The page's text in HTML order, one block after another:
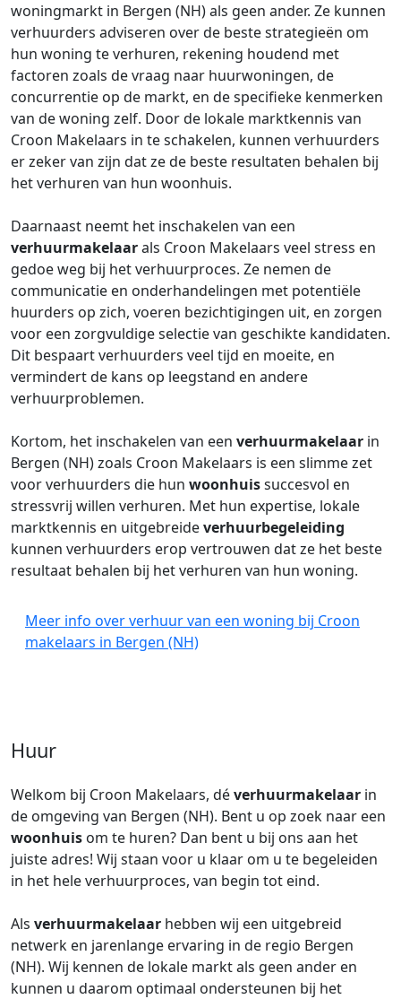
woningmarkt in Bergen (NH) als geen ander. Ze kunnen
verhuurders adviseren over de beste strategieën om
hun woning te verhuren, rekening houdend met
factoren zoals de vraag naar huurwoningen, de
concurrentie op de markt, en de specifieke kenmerken
van de woning zelf. Door de lokale marktkennis van
Croon Makelaars in te schakelen, kunnen verhuurders
er zeker van zijn dat ze de beste resultaten behalen bij
het verhuren van hun woonhuis.
Daarnaast neemt het inschakelen van een
verhuurmakelaarals Croon Makelaars veel stress en
gedoe weg bij het verhuurproces. Ze nemen de
communicatie en onderhandelingen met potentiële
huurders op zich, voeren bezichtigingen uit, en zorgen
voor een zorgvuldige selectie van geschikte kandidaten.
Dit bespaart verhuurders veel tijd en moeite, en
vermindert de kans op leegstand en andere
verhuurproblemen.
Kortom, het inschakelen van een verhuurmakelaar in
Bergen (NH) zoals Croon Makelaars is een slimme zet
voor verhuurders die hun woonhuissuccesvol en
stressvrij willen verhuren. Met hun expertise, lokale
marktkennis en uitgebreideverhuurbegeleiding
kunnen verhuurders erop vertrouwen dat ze het beste
resultaat behalen bij het verhuren van hun woning.
Meer info over verhuur van een woning bij Croon
makelaars in Bergen (NH)
Huur
Welkom bij Croon Makelaars, déverhuurmakelaar in
de omgeving van Bergen (NH). Bent u op zoek naar een
woonhuis om te huren? Dan bent u bij ons aan het
juiste adres! Wij staan voor u klaar om u te begeleiden
in het hele verhuurproces, van begin tot eind.
Als verhuurmakelaar hebben wij een uitgebreid
netwerk en jarenlange ervaring in de regio Bergen
(NH). Wij kennen de lokale markt als geen ander en
kunnen u daarom optimaal ondersteunen bij het